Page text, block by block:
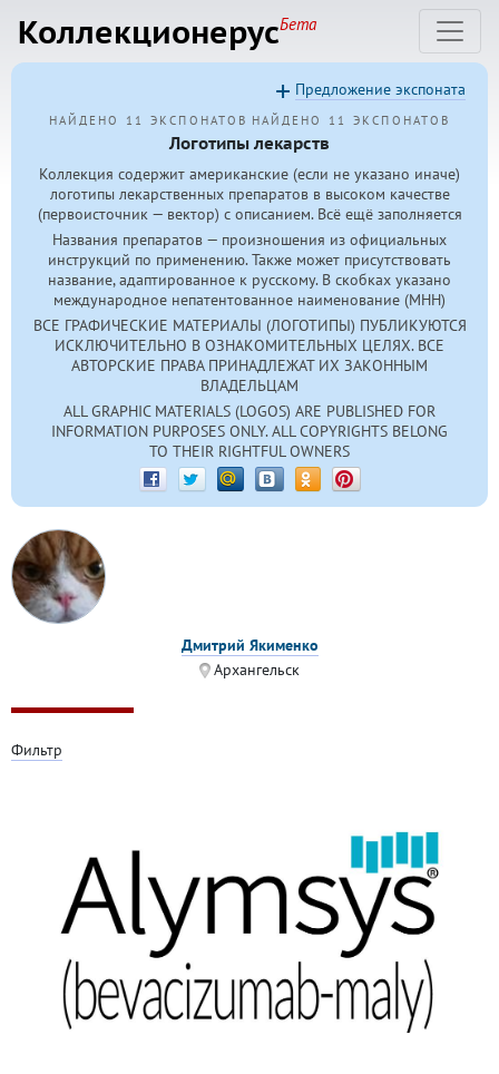
КоллекционерусБета
НАЙДЕНО 11 ЭКСПОНАТОВ НАЙДЕНО 11 ЭКСПОНАТОВ
Логотипы лекарств
Коллекция содержит американские (если не указано иначе)
логотипы лекарственных препаратов в высоком качестве
(первоисточник — вектор) с описанием. Всё ещё заполняется
Названия препаратов — произношения из официальных
инструкций по применению. Также может присутствовать
название, адаптированное к русскому. В скобках указано
международное непатентованное наименование (МНН)
ВСЕ ГРАФИЧЕСКИЕ МАТЕРИАЛЫ (ЛОГОТИПЫ) ПУБЛИКУЮТСЯ
ИСКЛЮЧИТЕЛЬНО В ОЗНАКОМИТЕЛЬНЫХ ЦЕЛЯХ. ВСЕ
АВТОРСКИЕ ПРАВА ПРИНАДЛЕЖАТ ИХ ЗАКОННЫМ
ВЛАДЕЛЬЦАМ
ALL GRAPHIC MATERIALS (LOGOS) ARE PUBLISHED FOR
INFORMATION PURPOSES ONLY. ALL COPYRIGHTS BELONG
TO THEIR RIGHTFUL OWNERS
Предложение экспоната
Дмитрий Якименко
Архангельск
Фильтр